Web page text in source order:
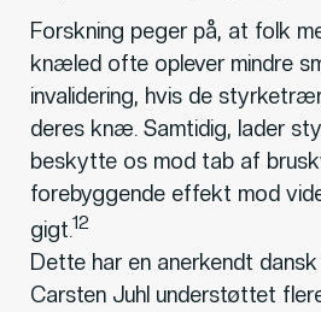
Forskning peger på, at folk
knæled ofte oplever mindre
invalidering, hvis de
deres knæ. Samtidig, lader
beskytte os mod tab af
forebyggende effekt mod
gigt.12
Dette har en anerkendt
Carsten Juhl understøttet